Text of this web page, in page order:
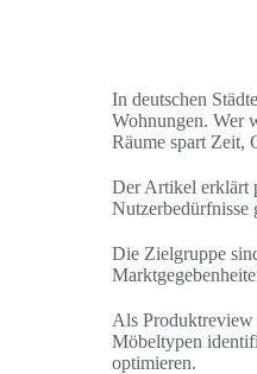
In deutschen
Wohnungen. Wer
Räume spart Zeit,
Der Artikel erklärt
Nutzerbedürfnisse
Die Zielgruppe
Als Produktreview
Möbeltypen
optimieren.